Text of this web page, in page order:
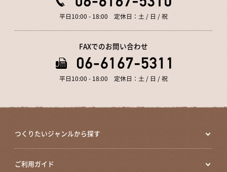
平日10:00 - 18:00 定休日：土 / 日 / 祝
FAXでのお問い合わせ
平日10:00 - 18:00 定休日：土 / 日 / 祝
つくりたいジャンルから探す
ご利用ガイド